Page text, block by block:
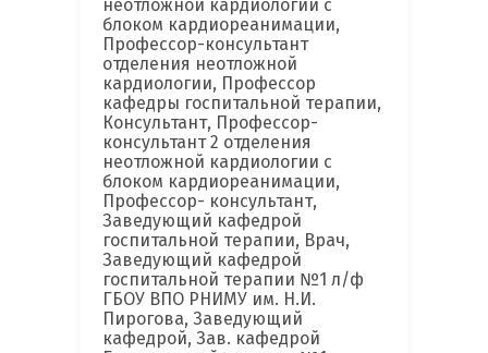
неотложной кардиологии с
блоком кардиореанимации,
Профессор-консультант
отделения неотложной
кардиологии, Профессор
кафедры госпитальной терапии,
Консультант, Профессор-
консультант 2 отделения
неотложной кардиологии с
блоком кардиореанимации,
Профессор- консультант,
Заведующий кафедрой
госпитальной терапии, Врач,
Заведующий кафедрой
госпитальной терапии №1 л/ф
ГБОУ ВПО РНИМУ им. Н.И.
Пирогова, Заведующий
кафедрой, Зав. кафедрой